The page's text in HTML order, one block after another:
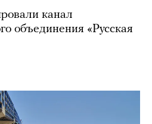
канал
объединения «Русская